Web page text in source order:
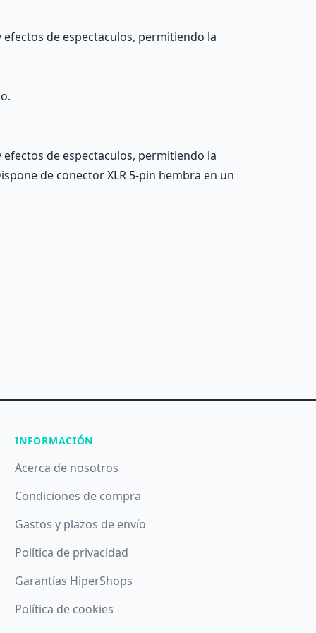
de espectaculos, permitiendo la
de espectaculos, permitiendo la
de conector XLR 5-pin hembra en un
INFORMACIÓN
Acerca de nosotros
Condiciones de compra
Gastos y plazos de envío
Política de privacidad
Garantías HiperShops
Política de cookies